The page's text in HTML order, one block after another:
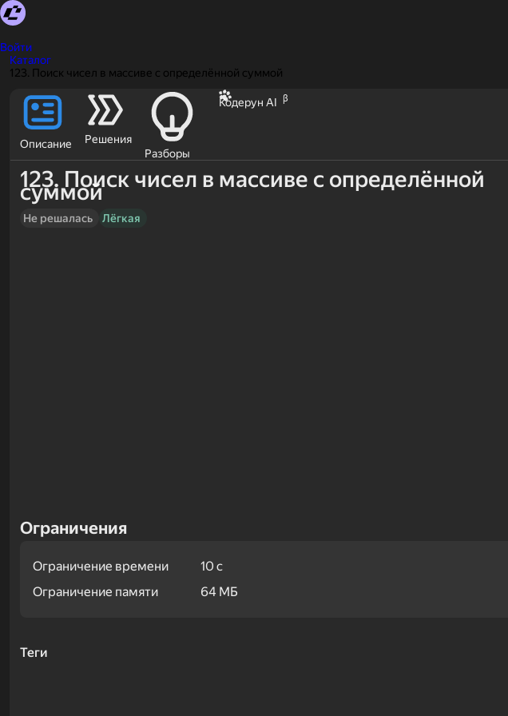
Войти
Каталог
123. Поиск чисел в массиве с определённой суммой
Описание
Решения
Разборы
Кодерун AI β
123. Поиск чисел в массиве с определённой
суммой
Не решалась Лёгкая
Ограничения
Ограничение времени
10 с
Ограничение памяти
64 МБ
Примеры
Теги